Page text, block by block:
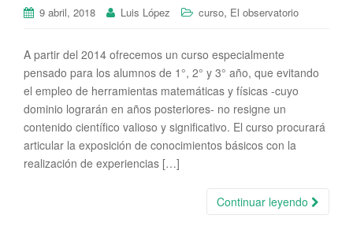
9 abril, 2018 Luis López curso, El observatorio
A partir del 2014 ofrecemos un curso especialmente
pensado para los alumnos de 1°, 2° y 3° año, que evitando
el empleo de herramientas matemáticas y físicas -cuyo
dominio lograrán en años posteriores- no resigne un
contenido científico valioso y significativo. El curso procurará
articular la exposición de conocimientos básicos con la
realización de experiencias […]
Continuar leyendo